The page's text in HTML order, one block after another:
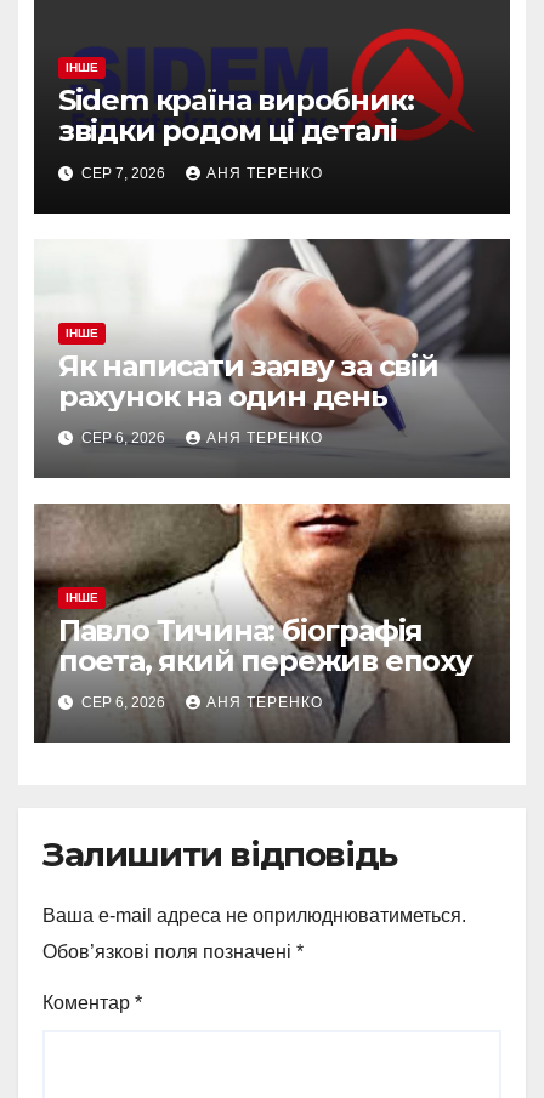
ІНШЕ
Sidem країна виробник:
звідки родом ці деталі
СЕР 7, 2026 АНЯ ТЕРЕНКО
ІНШЕ
Як написати заяву за свій
рахунок на один день
СЕР 6, 2026 АНЯ ТЕРЕНКО
ІНШЕ
Павло Тичина: біографія
поета, який пережив епоху
СЕР 6, 2026 АНЯ ТЕРЕНКО
Залишити відповідь
Ваша e-mail адреса не оприлюднюватиметься.
Обов’язкові поля позначені *
Коментар *